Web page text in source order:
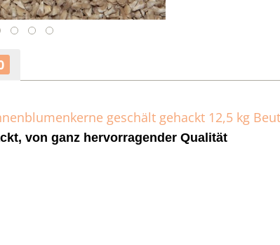
geschält gehackt 12,5 kg
von ganz hervorragender Qualität